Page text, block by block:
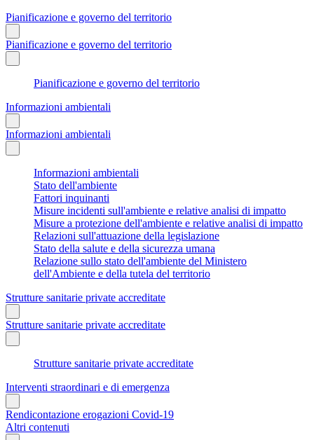
Pianificazione e governo del territorio
Pianificazione e governo del territorio
Pianificazione e governo del territorio
Informazioni ambientali
Informazioni ambientali
Informazioni ambientali
Stato dell'ambiente
Fattori inquinanti
Misure incidenti sull'ambiente e relative analisi di impatto
Misure a protezione dell'ambiente e relative analisi di impatto
Relazioni sull'attuazione della legislazione
Stato della salute e della sicurezza umana
Relazione sullo stato dell'ambiente del Ministero
dell'Ambiente e della tutela del territorio
Strutture sanitarie private accreditate
Strutture sanitarie private accreditate
Strutture sanitarie private accreditate
Interventi straordinari e di emergenza
Rendicontazione erogazioni Covid-19
Altri contenuti